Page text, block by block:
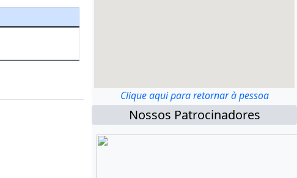
Clique aqui para retornar à pessoa
Nossos Patrocinadores